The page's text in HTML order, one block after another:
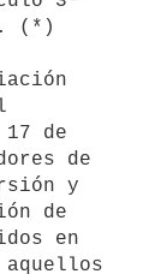
(*)
de
de